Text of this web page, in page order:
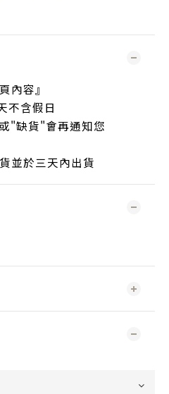
內容』
不含假日
"缺貨"會再通知您
並於三天內出貨